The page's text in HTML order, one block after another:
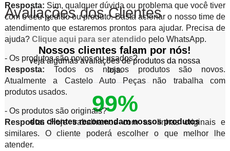
Resposta: Sim, qualquer dúvida ou problema que você tiver
com o seu pedido ou produto. Basta acionar o nosso time de
atendimento que estaremos prontos para ajudar. Precisa de
ajuda? Clique aqui para ser atendido pelo WhatsApp.
- Os produtos são novos ou usados?
Resposta: Todos os nossos produtos são novos.
Atualmente a Castelo Auto Peças não trabalha com
produtos usados.
- Os produtos são originais?
Resposta:Hoje trabalhamos com as linhas originais e
similares. O cliente poderá escolher o que melhor lhe
atender.
Avaliações dos Clientes
Nossos clientes falam por nós!
veja algumas avaliações de produtos da nossa
loja.
99%
dos clientes recomendam nossos produtos